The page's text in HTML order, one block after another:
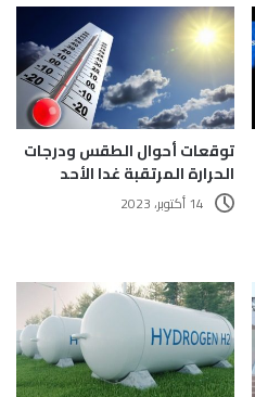
توقعات أحوال الطقس ودرجات
الحرارة المرتقبة غدا الأحد
14 أكتوبر، 2023